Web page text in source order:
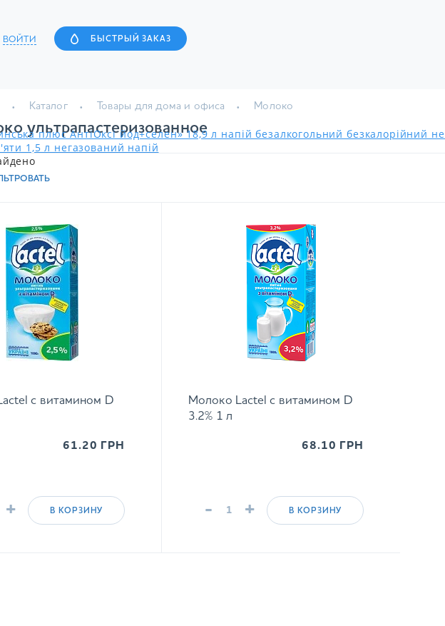
ВОЙТИ БЫСТРЫЙ ЗАКАЗ
плюс АнтіОксі йод+селен» 18,9 л напій безалкогольний безкалорійний
1,5 л негазований напій
Каталог Товары для дома и офиса Молоко
ультрапастеризованное
с витамином D
61.20 ГРН
+ В КОРЗИНУ
Молоко Lactel с витамином D
3.2% 1 л
68.10 ГРН
- + В КОРЗИНУ